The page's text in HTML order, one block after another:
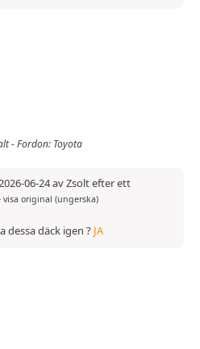
- Fordon: Toyota
06-24 av Zsolt efter ett
visa original (ungerska)
dessa däck igen ? JA